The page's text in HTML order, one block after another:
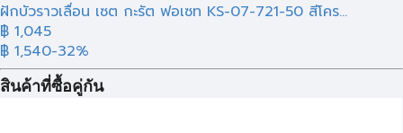
ฝักบัวราวเลื่อน เซต กะรัต ฟอเซท KS-07-721-50 สีโคร...
฿ 1,045
฿ 1,540-32%
สินค้าที่ซื้อคู่กัน